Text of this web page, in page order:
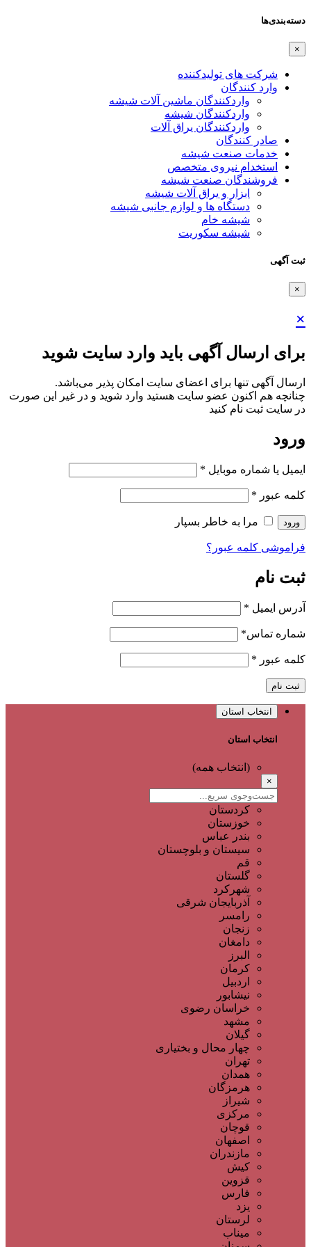
دسته‌بندی‌ها
×
شرکت های تولیدکننده
وارد کنندگان
واردکنندگان ماشین آلات شیشه
واردکنندگان شیشه
واردکنندگان یراق آلات
صادر کنندگان
خدمات صنعت شیشه
استخدام نیروی متخصص
فروشندگان صنعت شیشه
ابزار و یراق آلات شیشه
دستگاه ها و لوازم جانبی شیشه
شیشه خام
شیشه سکوریت
ثبت آگهی
×
×
برای ارسال آگهی باید وارد سایت شوید
ارسال آگهی تنها برای اعضای سایت امکان پذیر می‌باشد.
چنانچه هم‌ اکنون عضو سایت هستید وارد شوید و در غیر این صورت
در سایت ثبت نام کنید
ورود
ایمیل یا شماره موبایل *
کلمه عبور *
ورود مرا به خاطر بسپار
فراموشی کلمه عبور؟
ثبت نام
آدرس ایمیل *
شماره تماس*
کلمه عبور *
ثبت نام
انتخاب استان
انتخاب استان
(انتخاب همه)
×
کردستان
خوزستان
بندر عباس
سیستان و بلوچستان
قم
گلستان
شهرکرد
آذربایجان شرقی
رامسر
زنجان
دامغان
البرز
کرمان
اردبیل
نیشابور
خراسان رضوی
مشهد
گیلان
چهار محال و بختیاری
تهران
همدان
هرمزگان
شیراز
مرکزی
قوچان
اصفهان
مازندران
کیش
قزوین
فارس
یزد
لرستان
میناب